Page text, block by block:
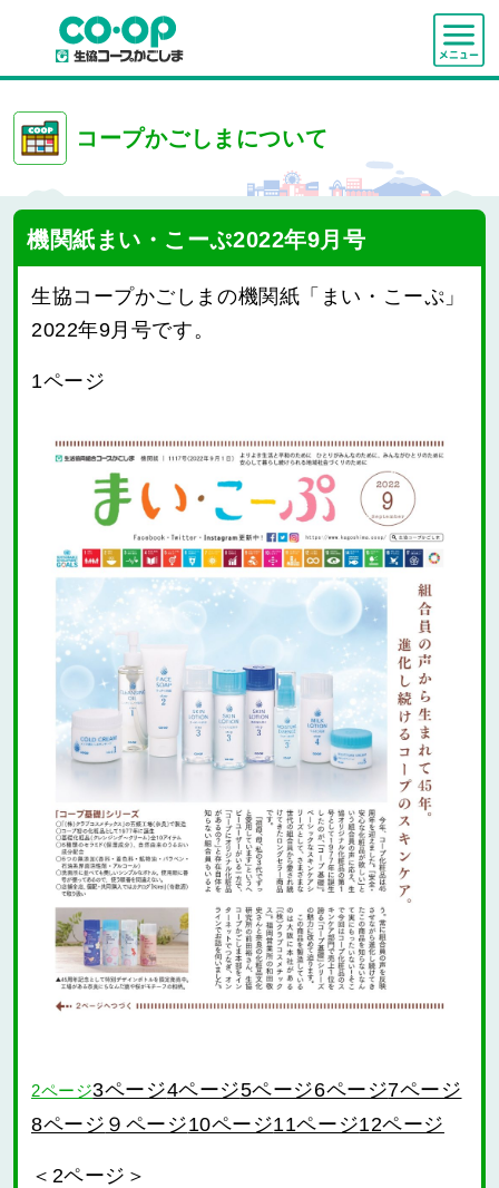
コープかごしまについて
機関紙まい・こーぷ2022年9月号
生協コープかごしまの機関紙「まい・こーぷ」
2022年9月号です。
1ページ
2ページ3ページ4ページ5ページ6ページ7ページ
8ページ ９ページ10ページ11ページ12ページ
＜2ページ＞